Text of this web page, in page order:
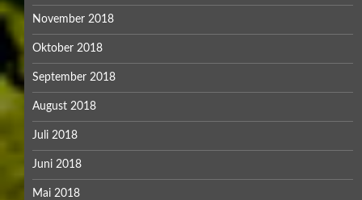
November 2018
Oktober 2018
September 2018
August 2018
Juli 2018
Juni 2018
Mai 2018